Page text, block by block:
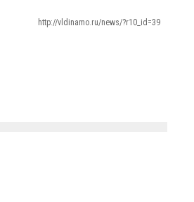
http://vldinamo.ru/news/?r10_id=39